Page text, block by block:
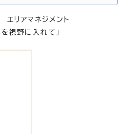
リアマネジメント
視野に入れて」